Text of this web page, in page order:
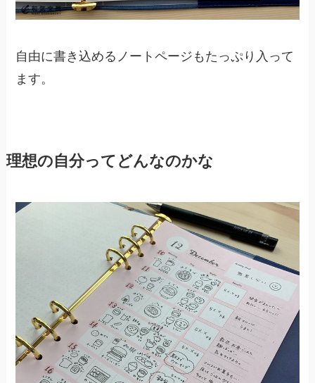
自由に書き込めるノートページもたっぷり入って
ます。
理想の自分ってどんなのかな